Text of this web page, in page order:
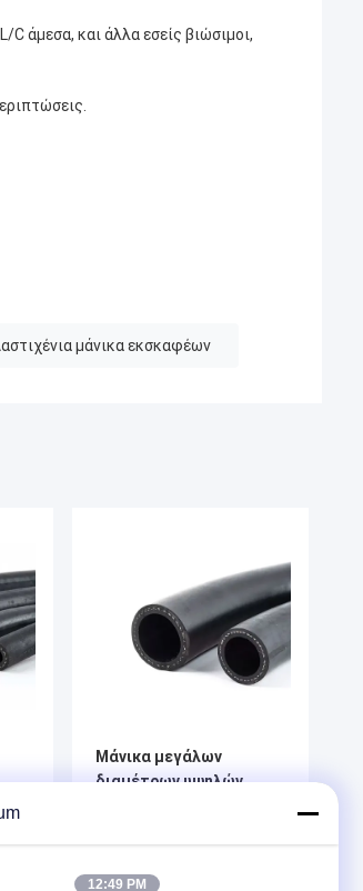
άμεσα, και άλλα εσείς βιώσιμοι,
μάνικα εκσκαφέων
Μάνικα μεγάλων
διαμέτρων υψηλών
12:49 PM